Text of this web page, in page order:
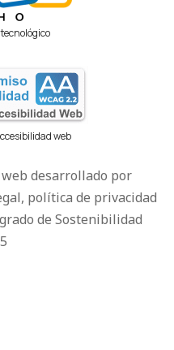
web
desarrollado por
política de privacidad
de Sostenibilidad